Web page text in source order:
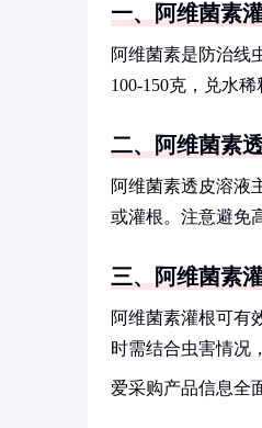
一、阿维菌素
阿维菌素是防治线
100-150克，兑水
二、阿维菌素
阿维菌素透皮溶液
或灌根。注意避免
三、阿维菌素
阿维菌素灌根可有
时需结合虫害情况
爱采购产品信息全